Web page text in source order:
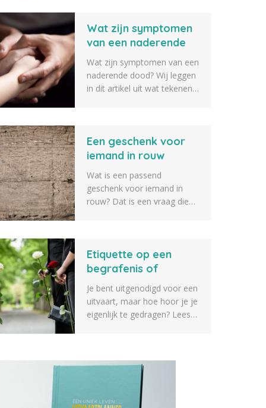
helpen. Wij hebben daarom
een lijst opgesteld met 10
hierbij te helpen.
Wat zijn symptomen
van een naderende
dood?
Wat zijn symptomen van een
naderende dood? Wij leggen
in dit artikel uit wat tekenen
naaste iets beter wat er gaat
gebeuren als iemand op
Een geschenk voor
iemand in rouw
Wat is een passend
geschenk voor iemand in
rouw? Dat is een vraag die
geschenken die je kunt
geven aan iemand die een
weten dat er iets tussen zit
wat je geschikt vindt.
Etiquette op een
begrafenis of
crematie
Je bent uitgenodigd voor een
uitvaart, maar hoe hoor je je
eigenlijk te gedragen? Lees